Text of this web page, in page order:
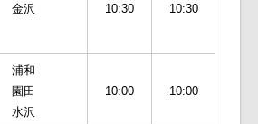
金沢 10:30 10:30
浦和
園田
水沢
10:00 10:00